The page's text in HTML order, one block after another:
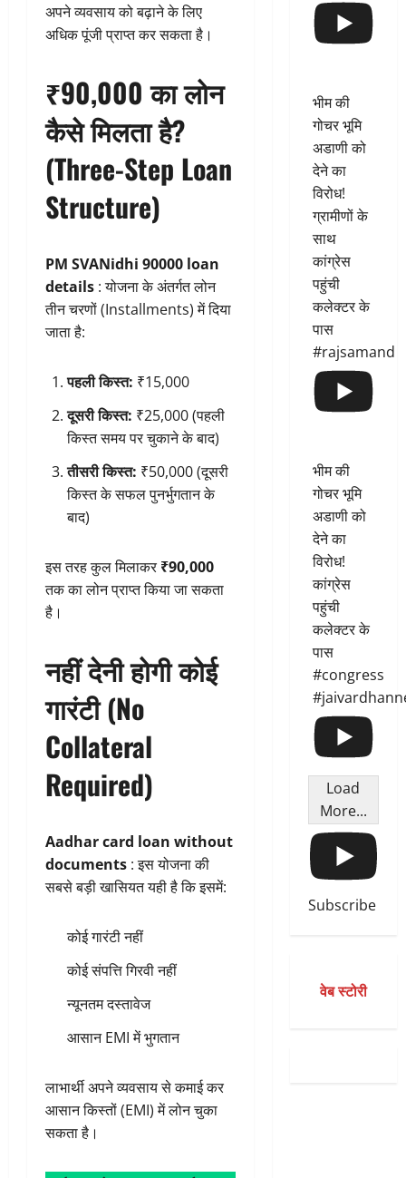
अपने व्यवसाय को बढ़ाने के लिए
अधिक पूंजी प्राप्त कर सकता है।
₹90,000 का लोन
कैसे मिलता है?
(Three-Step Loan
Structure)
PM SVANidhi 90000 loan
details : योजना के अंतर्गत लोन
तीन चरणों (Installments) में दिया
जाता है:
पहली किस्त: ₹15,000
दूसरी किस्त: ₹25,000 (पहली
किस्त समय पर चुकाने के बाद)
तीसरी किस्त: ₹50,000 (दूसरी
किस्त के सफल पुनर्भुगतान के
बाद)
इस तरह कुल मिलाकर ₹90,000
तक का लोन प्राप्त किया जा सकता
है।
नहीं देनी होगी कोई
गारंटी (No
Collateral
Required)
Aadhar card loan without
documents : इस योजना की
सबसे बड़ी खासियत यही है कि इसमें:
कोई गारंटी नहीं
कोई संपत्ति गिरवी नहीं
न्यूनतम दस्तावेज
आसान EMI में भुगतान
लाभार्थी अपने व्यवसाय से कमाई कर
आसान किस्तों (EMI) में लोन चुका
सकता है।
भीम की
गोचर भूमि
अडाणी को
देने का
विरोध!
ग्रामीणों के
साथ
कांग्रेस
पहुंची
कलेक्टर के
पास
#rajsamand
भीम की
गोचर भूमि
अडाणी को
देने का
विरोध!
कांग्रेस
पहुंची
कलेक्टर के
पास
#congress
Load
More...
Subscribe
वेब स्टोरी